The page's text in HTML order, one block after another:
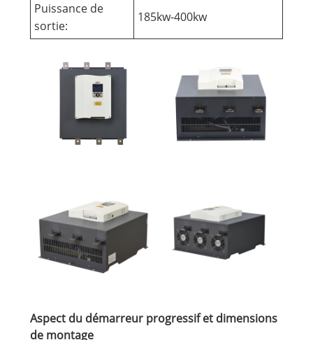
Puissance de
sortie:
185kw-400kw
Aspect du démarreur progressif et dimensions
de montage